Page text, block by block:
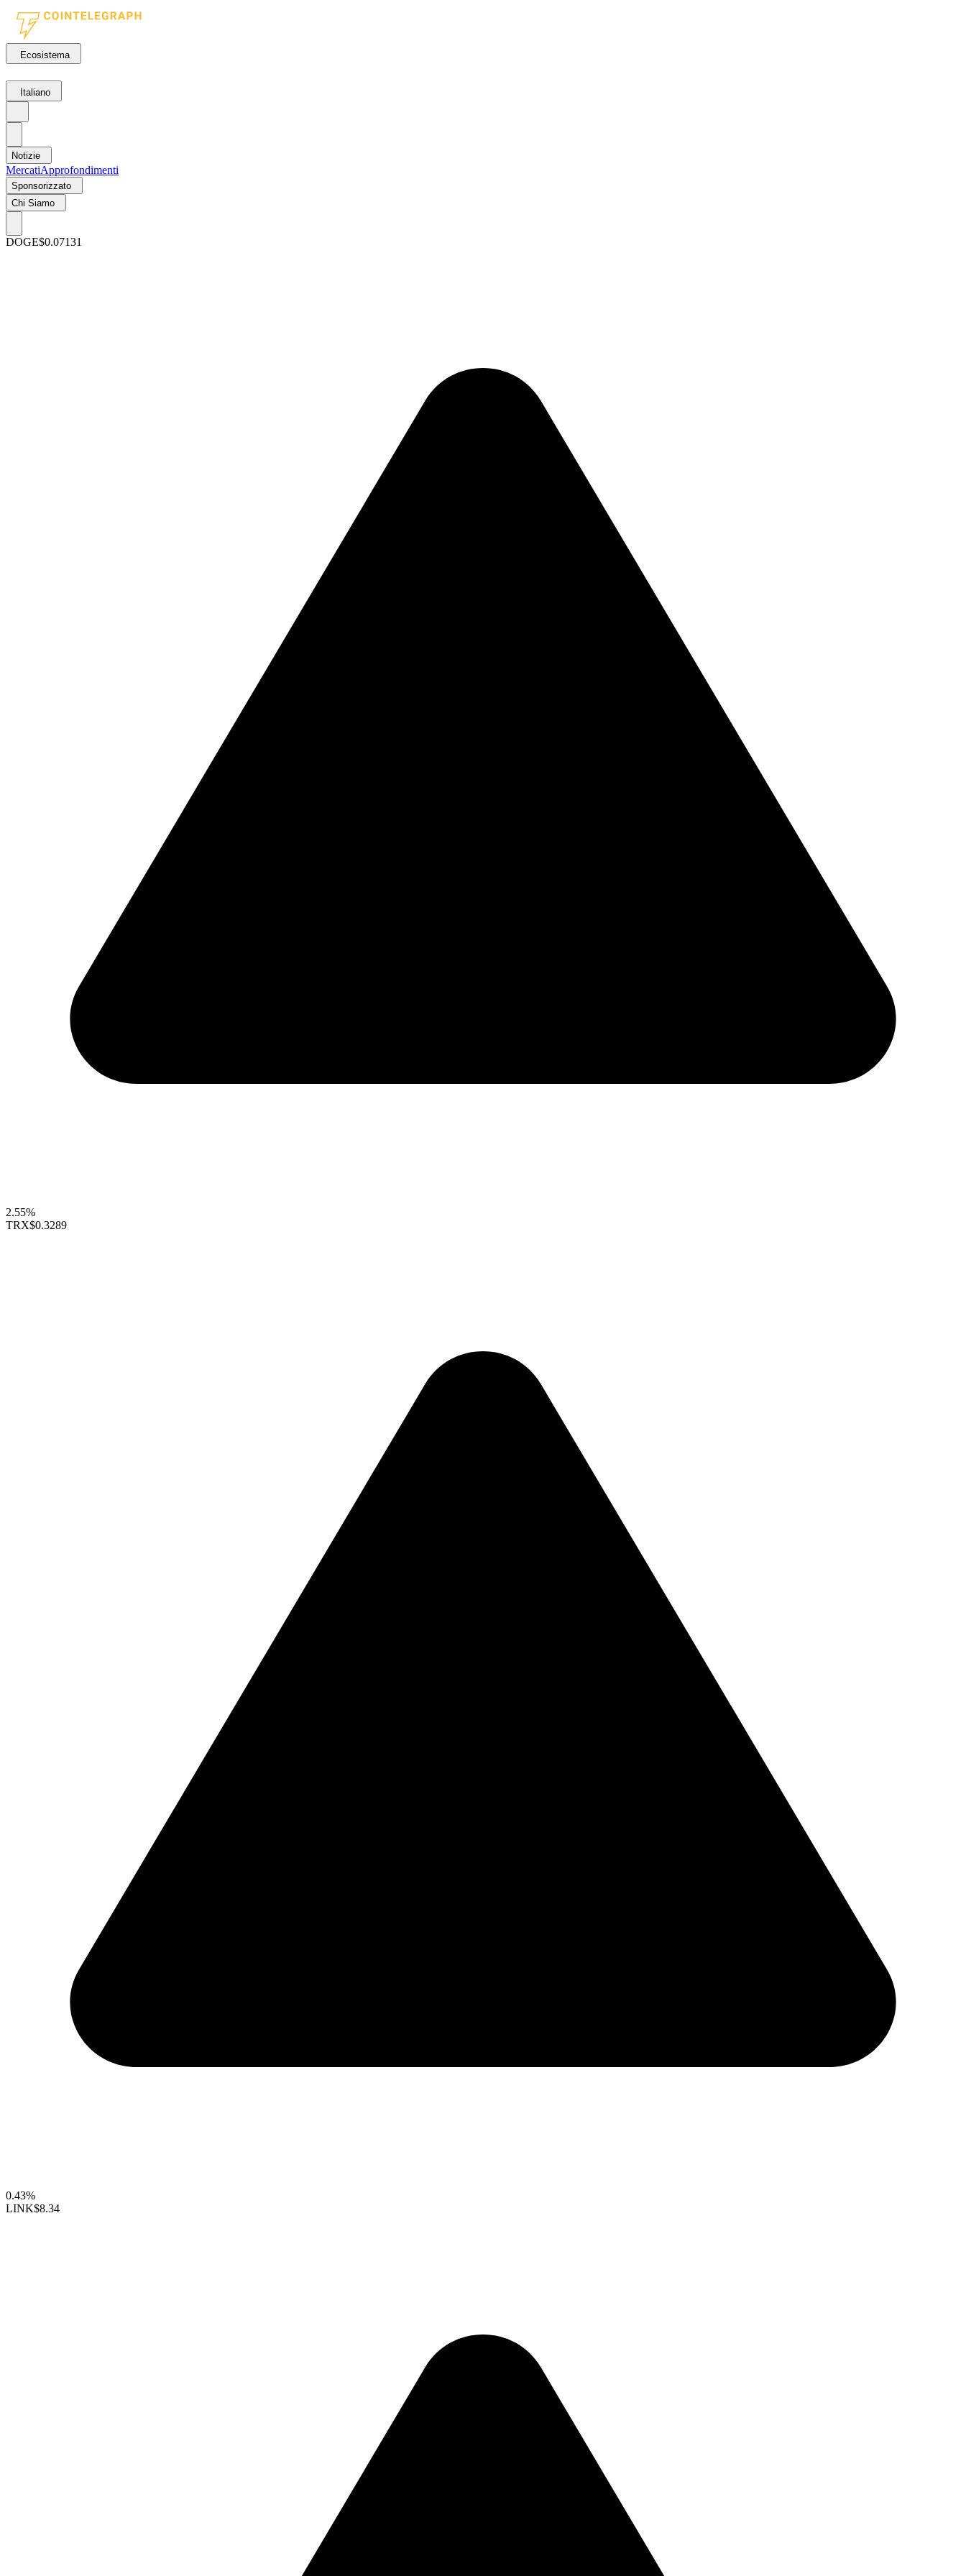
Ecosistema
Italiano
Notizie
MercatiApprofondimenti
Sponsorizzato
Chi Siamo
DOGE$0.07131
2.55%
TRX$0.3289
0.43%
LINK$8.34